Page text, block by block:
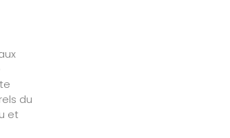
du
et